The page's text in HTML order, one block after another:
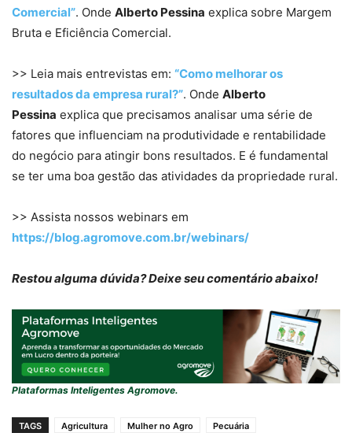
Comercial”. Onde Alberto Pessina explica sobre Margem
Bruta e Eficiência Comercial.
>> Leia mais entrevistas em: “Como melhorar os
resultados da empresa rural?”. Onde Alberto
Pessina explica que precisamos analisar uma série de
fatores que influenciam na produtividade e rentabilidade
do negócio para atingir bons resultados. E é fundamental
se ter uma boa gestão das atividades da propriedade rural.
>> Assista nossos webinars em
https://blog.agromove.com.br/webinars/
Restou alguma dúvida? Deixe seu comentário abaixo!
Plataformas Inteligentes Agromove.
TAGS Agricultura Mulher no Agro Pecuária